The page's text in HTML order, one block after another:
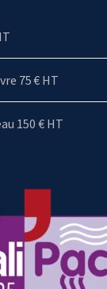
75 € HT
150 € HT